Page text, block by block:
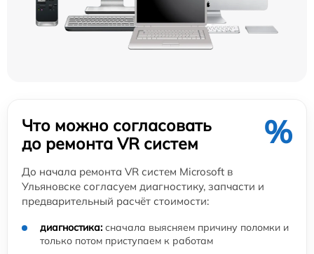
Что можно согласовать
до ремонта VR систем
%
До начала ремонта VR систем Microsoft в
Ульяновске согласуем диагностику, запчасти и
предварительный расчёт стоимости:
диагностика: сначала выясняем причину поломки и
только потом приступаем к работам